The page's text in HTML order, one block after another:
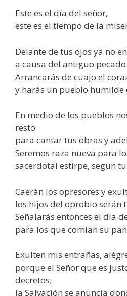
Este es el día del señor,
este es el tiempo de la
Delante de tus ojos ya no
a causa del antiguo
Arrancarás de cuajo el
y harás un pueblo humilde
En medio de los pueblos
resto
para cantar tus obras y
Seremos raza nueva para
sacerdotal estirpe, según
Caerán los opresores y
los hijos del oprobio serán
Señalarás entonces el día
para los que comían su
­Exulten mis entrañas,
porque el Señor que es
decretos;
la Salvación se anuncia